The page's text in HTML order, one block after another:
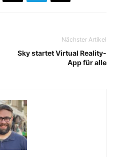
Nächster Artikel
Sky startet Virtual Reality-
App für alle